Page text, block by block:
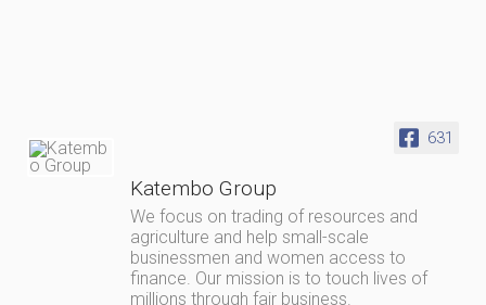
631
Katembo Group
We focus on trading of resources and
agriculture and help small-scale
businessmen and women access to
finance. Our mission is to touch lives of
millions through fair business.